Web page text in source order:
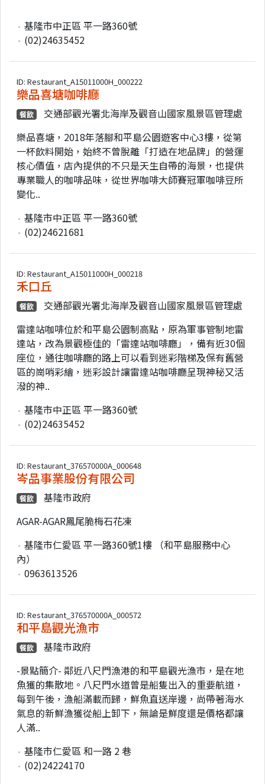
基隆市中正區 平一路360號
(02)24635452
ID: Restaurant_A15011000H_000222
樂品喜塘咖啡廳
餐飲
交通部觀光署北海岸及觀音山國家風景區管理處
樂品喜塘，2018年落腳和平島公園遊客中心3樓，從第
一杯飲料開始，始終不曾脫離「打造在地品牌」的營運
核心價值，店內提供的不只是天生自帶的海景，也提供
專業職人的咖啡品味，從世界咖啡大師賽冠軍咖啡豆所
變化..
基隆市中正區 平一路360號
(02)24621681
ID: Restaurant_A15011000H_000218
禾口丘
餐飲
交通部觀光署北海岸及觀音山國家風景區管理處
雷達站咖啡位於和平島公園制高點，原為軍事管制地雷
達站，改為景觀極佳的「雷達站咖啡廳」，備有近30個
座位，通往咖啡廳的路上可以看到迷彩階梯及保有舊營
區的崗哨彩繪，迷彩設計讓雷達站咖啡廳呈現神秘又活
潑的神..
基隆市中正區 平一路360號
(02)24635452
ID: Restaurant_376570000A_000648
岑品事業股份有限公司
餐飲
基隆市政府
AGAR-AGAR鳳尾脆梅石花凍
基隆市仁愛區 平一路360號1樓 （和平島服務中心
內）
0963613526
ID: Restaurant_376570000A_000572
和平島觀光漁市
餐飲
基隆市政府
-景點簡介- 鄰近八尺門漁港的和平島觀光漁市，是在地
魚獲的集散地。八尺門水道曾是船隻出入的重要航道，
每到午後，漁船滿載而歸，鮮魚直送岸邊，尚帶著海水
氣息的新鮮漁獲從船上卸下，無論是鮮度還是價格都讓
人滿..
基隆市仁愛區 和一路 2 巷
(02)24224170